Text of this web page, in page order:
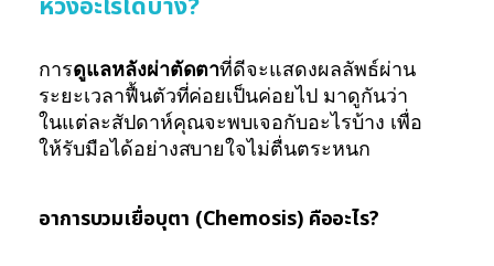
หวังอะไรได้บ้าง?
การดูแลหลังผ่าตัดตาที่ดีจะแสดงผลลัพธ์ผ่าน
ระยะเวลาฟื้นตัวที่ค่อยเป็นค่อยไป มาดูกันว่า
ในแต่ละสัปดาห์คุณจะพบเจอกับอะไรบ้าง เพื่อ
ให้รับมือได้อย่างสบายใจไม่ตื่นตระหนก
อาการบวมเยื่อบุตา (Chemosis) คืออะไร?